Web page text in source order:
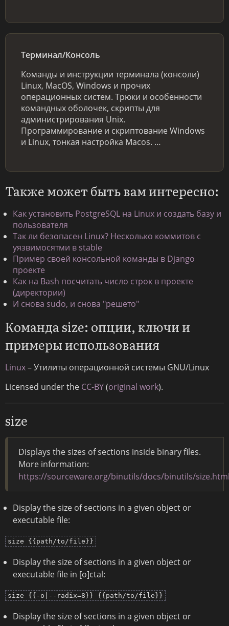
Терминал/Консоль
Команды и инструкции терминала (консоли)
Linux, MacOS, Windows и прочих
операционных систем. Трюки и особенности
командных оболочек, скрипты для
администрирования Unix.
Программирование и скриптование Windows
и Linux, тонкая настройка Macos. …
Также может быть вам интересно:
Как установить PostgreSQL на Linux и создать базу и
пользователя
Так ли безопасен Linux? Несколько коммитов с
уязвимосятми в stable
Пример своей консольной команды в Django
проекте
Как на Bash посчитать число строк в проекте
(директории)
И снова sudo, и снова "решето"
Команда size: опции, ключи и
примеры использования
Linux– Утилиты операционной системы GNU/Linux
Licensed under the CC-BY(original work).
size
Displays the sizes of sections inside binary files.
More information:
https://sourceware.org/binutils/docs/binutils/
Display the size of sections in a given object or
executable file:
size {{path/to/file}}
Display the size of sections in a given object or
executable file in [o]ctal:
size {{-o|--radix=8}} {{path/to/file}}
Display the size of sections in a given object or